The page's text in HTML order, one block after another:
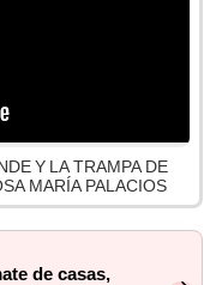
Y LA TRAMPA DE
MARÍA PALACIOS
de casas,